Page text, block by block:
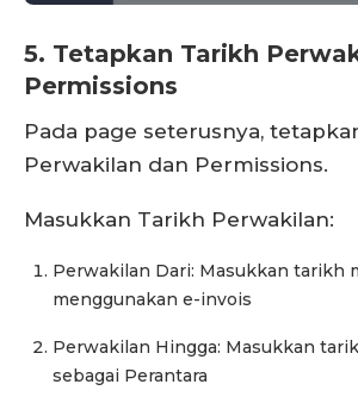
5. Tetapkan Tarikh
Permissions
Pada page seterusnya,
Perwakilan dan Permissions.
Masukkan Tarikh Perwakilan:
Perwakilan Dari: Masukkan tarikh
menggunakan e-invois
Perwakilan Hingga: Masukkan
sebagai Perantara